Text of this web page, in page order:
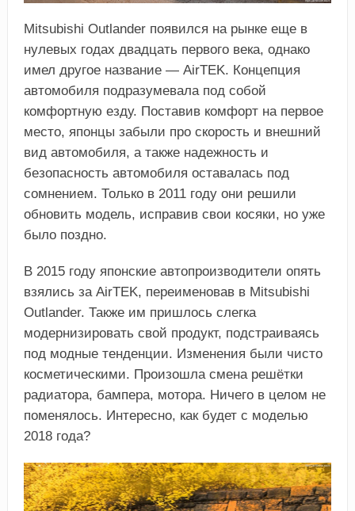
Mitsubishi Outlander появился на рынке еще в
нулевых годах двадцать первого века, однако
имел другое название — АirTEK. Концепция
автомобиля подразумевала под собой
комфортную езду. Поставив комфорт на первое
место, японцы забыли про скорость и внешний
вид автомобиля, а также надежность и
безопасность автомобиля оставалась под
сомнением. Только в 2011 году они решили
обновить модель, исправив свои косяки, но уже
было поздно.
В 2015 году японские автопроизводители опять
взялись за AirTEK, переименовав в Mitsubishi
Outlander. Также им пришлось слегка
модернизировать свой продукт, подстраиваясь
под модные тенденции. Изменения были чисто
косметическими. Произошла смена решётки
радиатора, бампера, мотора. Ничего в целом не
поменялось. Интересно, как будет с моделью
2018 года?